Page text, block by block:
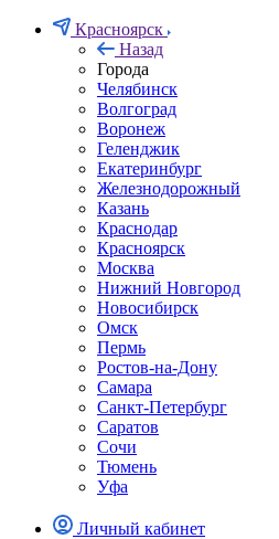
Красноярск
Назад
Города
Челябинск
Волгоград
Воронеж
Геленджик
Екатеринбург
Железнодорожный
Казань
Краснодар
Красноярск
Москва
Нижний Новгород
Новосибирск
Омск
Пермь
Ростов-на-Дону
Самара
Санкт-Петербург
Саратов
Сочи
Тюмень
Уфа
Личный кабинет